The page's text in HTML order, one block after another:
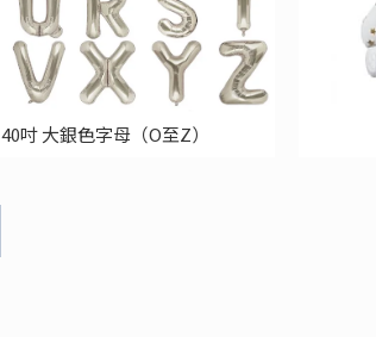
40吋 大銀色字母（O至Z）